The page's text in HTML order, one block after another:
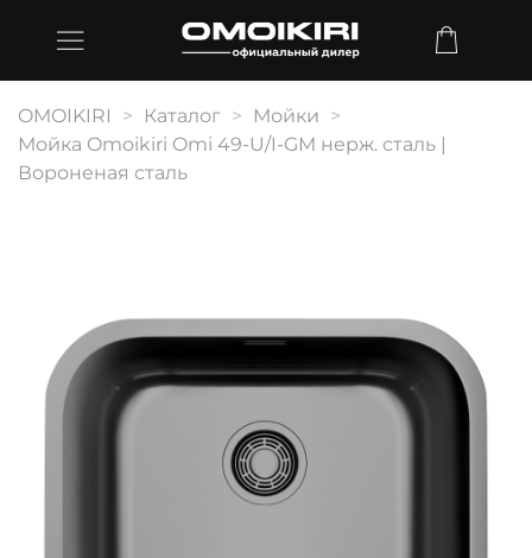
OMOIKIRI Каталог
Мойки
Мойка Omoikiri Omi 49-U/I-GM нерж. сталь |
Вороненая сталь